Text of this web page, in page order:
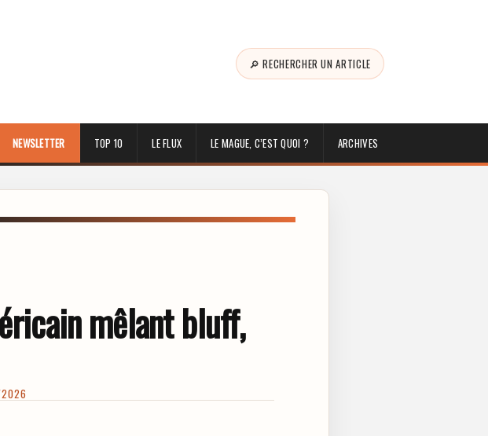
🔎 RECHERCHER UN ARTICLE
NEWSLETTER TOP 10 LE FLUX LE MAGUE, C’EST QUOI ? ARCHIVES
mêlant bluff,